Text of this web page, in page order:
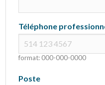
Téléphone
format: 000-000-0000
Poste